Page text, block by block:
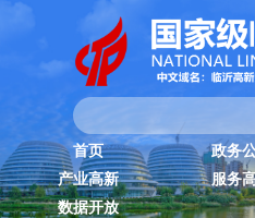
首页 政务
产业高新
服务
数据开放